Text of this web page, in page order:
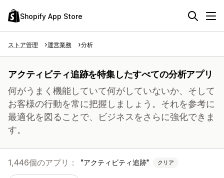
Shopify App Store
ストア管理 運営業務 分析
アクティビティ追跡を特集したすべての分析アプリ
何がうまく機能していて何がしていないか、そして
お客様の行動を常に把握しましょう。それを参考に
最適化を図ることで、ビジネスをさらに強化できま
す。
1,446個のアプリ： アクティビティ追跡 クリア